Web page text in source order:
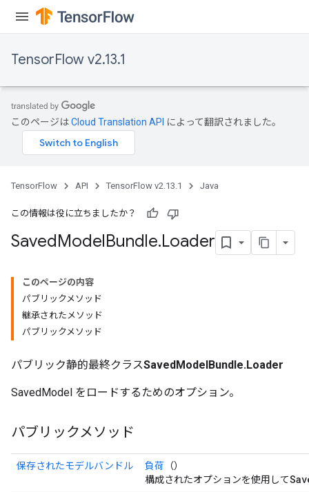
TensorFlow v2.13.1
このページはCloud Translation API によって翻訳されました。
TensorFlow API TensorFlow v2.13.1 Java
この情報は役に立ちましたか？
SavedModelBundle.Loader
このページの内容
パブリックメソッド
継承されたメソッド
パブリックメソッド
パブリック静的最終クラスSavedModelBundle.Loader
SavedModel をロードするためのオプション。
パブリックメソッド
保存されたモデルバンドル 負荷 （）
構成されたオプションを使用して